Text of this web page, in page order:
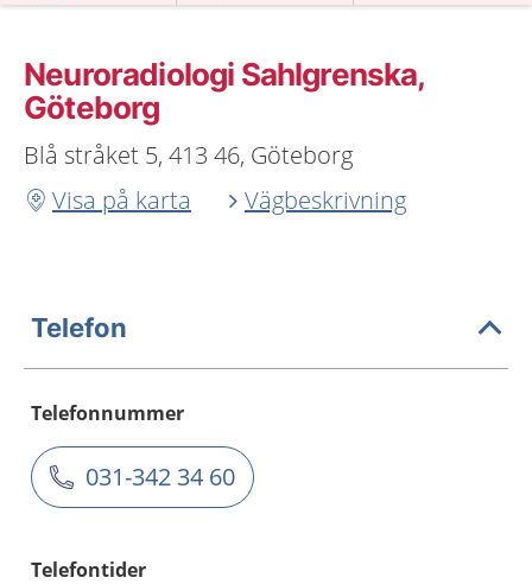
Neuroradiologi Sahlgrenska,
Göteborg
Blå stråket 5, 413 46, Göteborg
Visa på karta
Vägbeskrivning
Telefon
Telefonnummer
031-342 34 60
Telefontider